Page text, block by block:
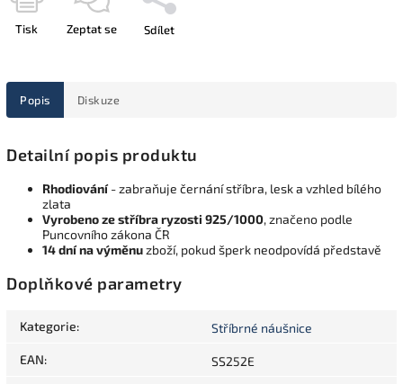
Tisk Zeptat se Sdílet
Popis Diskuze
Detailní popis produktu
Rhodiování- zabraňuje černání stříbra, lesk a vzhled bílého
zlata
Vyrobeno ze stříbra ryzosti 925/1000, značeno podle
Puncovního zákona ČR
14 dní na výměnuzboží, pokud šperk neodpovídá představě
Doplňkové parametry
Kategorie: Stříbrné náušnice
EAN: SS252E